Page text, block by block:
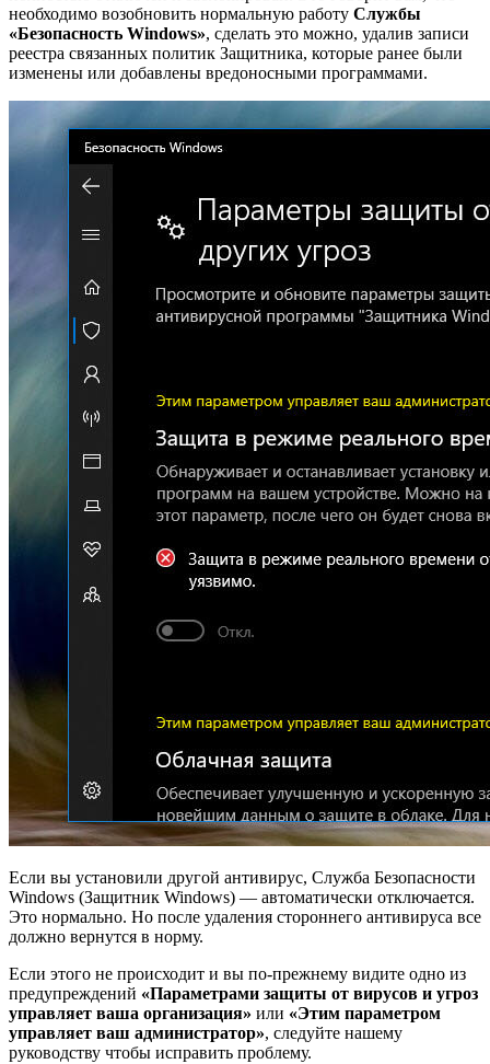
необходимо возобновить нормальную работу Службы
«Безопасность Windows», сделать это можно, удалив записи
реестра связанных политик Защитника, которые ранее были
изменены или добавлены вредоносными программами.
Если вы установили другой антивирус, Служба Безопасности
Windows (Защитник Windows) — автоматически отключается.
Это нормально. Но после удаления стороннего антивируса все
должно вернутся в норму.
Если этого не происходит и вы по-прежнему видите одно из
предупреждений «Параметрами защиты от вирусов и угроз
управляет ваша организация» или «Этим параметром
управляет ваш администратор», следуйте нашему
руководству чтобы исправить проблему.